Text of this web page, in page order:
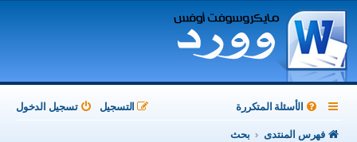
الأسئلة المتكررة تسجيل الدخول
التسجيل
فهرس المنتدى
بحث